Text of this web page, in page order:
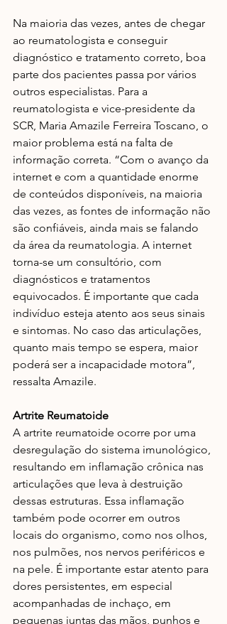
Na maioria das vezes, antes de chegar
ao reumatologista e conseguir
diagnóstico e tratamento correto, boa
parte dos pacientes passa por vários
outros especialistas. Para a
reumatologista e vice-presidente da
SCR, Maria Amazile Ferreira Toscano, o
maior problema está na falta de
informação correta. “Com o avanço da
internet e com a quantidade enorme
de conteúdos disponíveis, na maioria
das vezes, as fontes de informação não
são confiáveis, ainda mais se falando
da área da reumatologia. A internet
torna-se um consultório, com
diagnósticos e tratamentos
equivocados. É importante que cada
indivíduo esteja atento aos seus sinais
e sintomas. No caso das articulações,
quanto mais tempo se espera, maior
poderá ser a incapacidade motora”,
ressalta Amazile.
Artrite Reumatoide
A artrite reumatoide ocorre por uma
desregulação do sistema imunológico,
resultando em inflamação crônica nas
articulações que leva à destruição
dessas estruturas. Essa inflamação
também pode ocorrer em outros
locais do organismo, como nos olhos,
nos pulmões, nos nervos periféricos e
na pele. É importante estar atento para
dores persistentes, em especial
acompanhadas de inchaço, em
pequenas juntas das mãos, punhos e